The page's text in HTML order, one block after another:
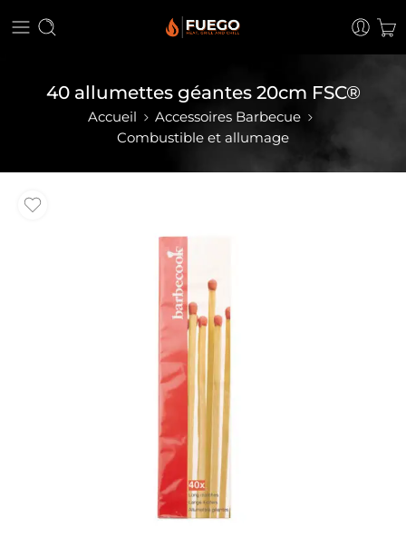
40 allumettes géantes 20cm FSC®
Accueil
Accessoires Barbecue
Combustible et allumage